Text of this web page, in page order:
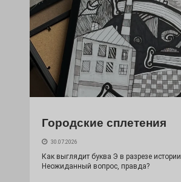
Городские сплетения
30.07.2026
Как выглядит буква Э в разрезе
Неожиданный вопрос, правда?